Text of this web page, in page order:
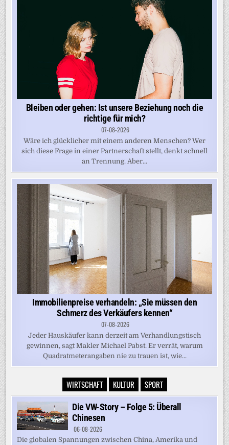
Bleiben oder gehen: Ist unsere Beziehung noch die
richtige für mich?
07-08-2026
Wäre ich glücklicher mit einem anderen Menschen? Wer
sich diese Frage in einer Partnerschaft stellt, denkt schnell
an Trennung. Aber...
Immobilienpreise verhandeln: „Sie müssen den
Schmerz des Verkäufers kennen“
07-08-2026
Jeder Hauskäufer kann derzeit am Verhandlungstisch
gewinnen, sagt Makler Michael Pabst. Er verrät, warum
Quadratmeterangaben nie zu trauen ist, wie...
WIRTSCHAFT KULTUR SPORT
Die VW-Story – Folge 5: Überall
Chinesen
06-08-2026
Die globalen Spannungen zwischen China, Amerika und